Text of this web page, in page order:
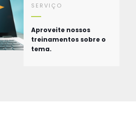
SERVIÇO
Aproveite nossos
treinamentos sobre o
tema.